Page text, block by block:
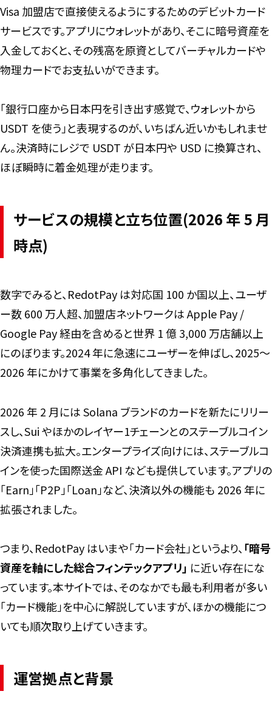
Visa 加盟店で直接使えるようにするためのデビットカード
サービスです。アプリにウォレットがあり、そこに暗号資産を
入金しておくと、その残高を原資としてバーチャルカードや
物理カードでお支払いができます。
「銀行口座から日本円を引き出す感覚で、ウォレットから
USDT を使う」と表現するのが、いちばん近いかもしれませ
ん。決済時にレジで USDT が日本円や USD に換算され、
ほぼ瞬時に着金処理が走ります。
サービスの規模と立ち位置(2026 年 5 月
時点)
数字でみると、RedotPay は対応国 100 か国以上、ユーザ
ー数 600 万人超、加盟店ネットワークは Apple Pay /
Google Pay 経由を含めると世界 1 億 3,000 万店舗以上
にのぼります。2024 年に急速にユーザーを伸ばし、2025〜
2026 年にかけて事業を多角化してきました。
2026 年 2 月には Solana ブランドのカードを新たにリリー
スし、Sui やほかのレイヤー1チェーンとのステーブルコイン
決済連携も拡大。エンタープライズ向けには、ステーブルコ
インを使った国際送金 API なども提供しています。アプリの
「Earn」「P2P」「Loan」など、決済以外の機能も 2026 年に
拡張されました。
つまり、RedotPay はいまや「カード会社」というより、 「暗号
資産を軸にした総合フィンテックアプリ」 に近い存在にな
っています。本サイトでは、そのなかでも最も利用者が多い
「カード機能」を中心に解説していますが、ほかの機能につ
いても順次取り上げていきます。
運営拠点と背景